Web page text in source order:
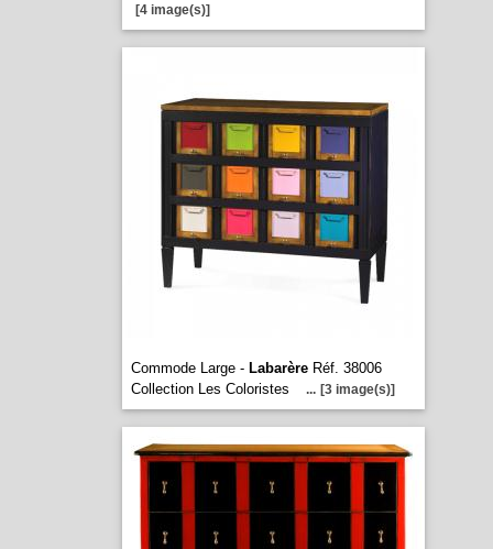
[4 image(s)]
Commode Large - LabarèreRéf. 38006
Collection Les Coloristes
... [3 image(s)]